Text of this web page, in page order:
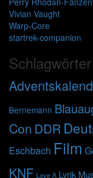
Vivian Vaught
Warp-Core
startrek-companion
Schlagwörter
Bernemann
Con DDR
Eschbach Film
KNF Love A Lyrik